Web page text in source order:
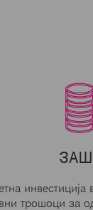
трошоци за